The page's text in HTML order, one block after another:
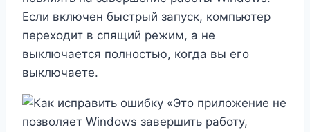
Если включен быстрый запуск, компьютер
переходит в спящий режим, а не
выключается полностью, когда вы его
выключаете.